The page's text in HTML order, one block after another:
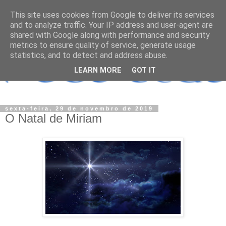
sexta-feira, 29 de novembro de 2019
O Natal de Miriam
This site uses cookies from Google to deliver its services
and to analyze traffic. Your IP address and user-agent are
shared with Google along with performance and security
metrics to ensure quality of service, generate usage
statistics, and to detect and address abuse.
LEARN MORE GOT IT